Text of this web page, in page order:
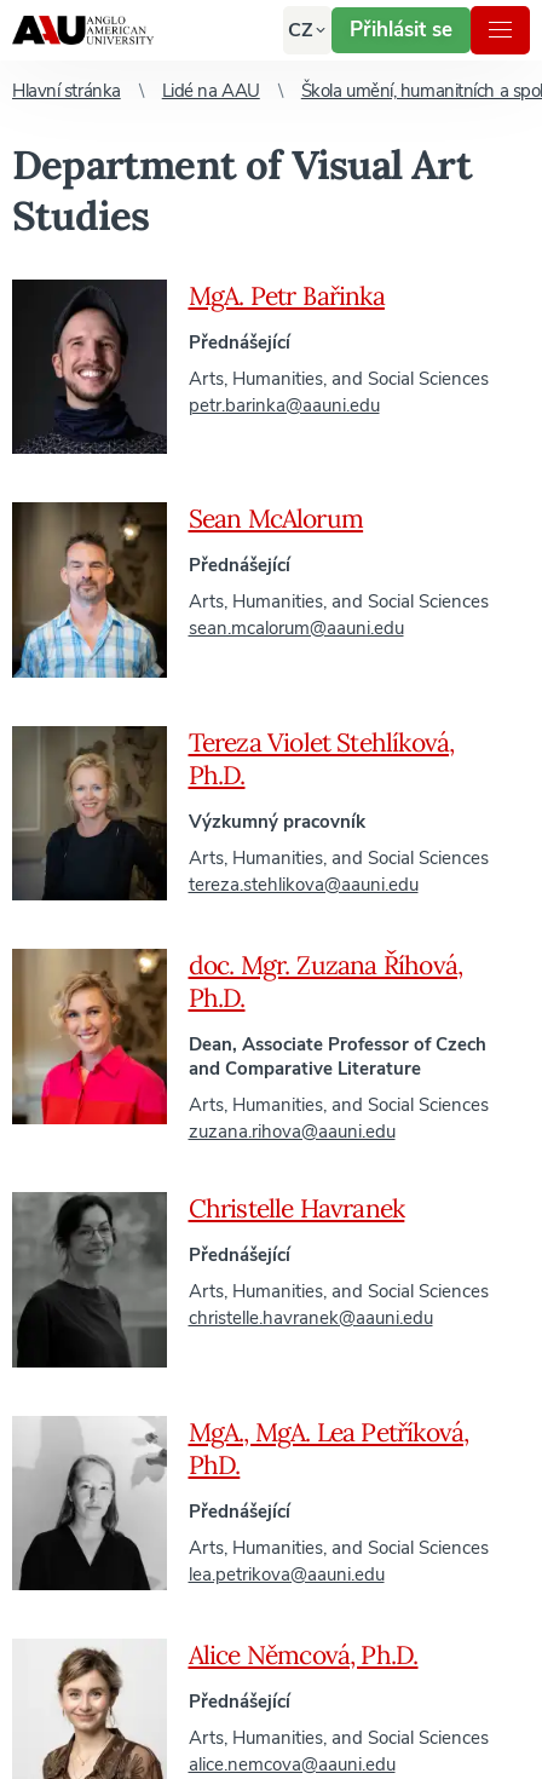
CZ Přihlásit se
Hlavní stránka Lidé na AAU Škola umění, humanitních a
Department of Visual Art
Studies
MgA. Petr Bařinka
Přednášející
Arts, Humanities, and Social Sciences
petr.barinka@aauni.edu
Sean McAlorum
Přednášející
Arts, Humanities, and Social Sciences
sean.mcalorum@aauni.edu
Tereza Violet Stehlíková,
Ph.D.
Výzkumný pracovník
Arts, Humanities, and Social Sciences
tereza.stehlikova@aauni.edu
doc. Mgr. Zuzana Říhová,
Ph.D.
Dean, Associate Professor of Czech
and Comparative Literature
Arts, Humanities, and Social Sciences
zuzana.rihova@aauni.edu
Christelle Havranek
Přednášející
Arts, Humanities, and Social Sciences
christelle.havranek@aauni.edu
MgA., MgA. Lea Petříková,
PhD.
Přednášející
Arts, Humanities, and Social Sciences
lea.petrikova@aauni.edu
Alice Němcová, Ph.D.
Přednášející
Arts, Humanities, and Social Sciences
alice.nemcova@aauni.edu